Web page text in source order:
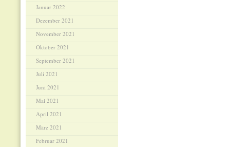
Januar 2022
Dezember 2021
November 2021
Oktober 2021
September 2021
Juli 2021
Juni 2021
Mai 2021
April 2021
März 2021
Februar 2021